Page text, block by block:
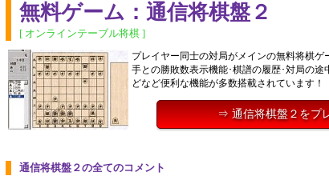
無料ゲーム：通信将棋盤２
[ オンラインテーブル将棋 ]
プレイヤー同士の対局がメインの無料将棋ゲ
手との勝敗数表示機能･棋譜の履歴･対局の途
どなど便利な機能が多数搭載されています！
⇒ 通信将棋盤２をプ
通信将棋盤２の全てのコメント